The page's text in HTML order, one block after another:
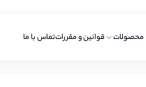
محصولات قوانین و مقرراتتماس با ما